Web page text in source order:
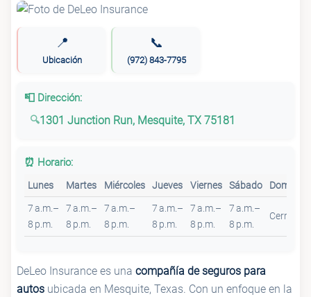
📍
Ubicación
📞
(972) 843-7795
📮 Dirección:
1301 Junction Run, Mesquite, TX 75181
⏰ Horario:
Lunes Martes Miércoles Jueves Viernes Sábado Domingo
7 a.m.–
8 p.m.
7 a.m.–
8 p.m.
7 a.m.–
8 p.m.
7 a.m.–
8 p.m.
7 a.m.–
8 p.m.
7 a.m.–
8 p.m.
Cerrado
DeLeo Insurance es una compañía de seguros para
autos ubicada en Mesquite, Texas. Con un enfoque en la